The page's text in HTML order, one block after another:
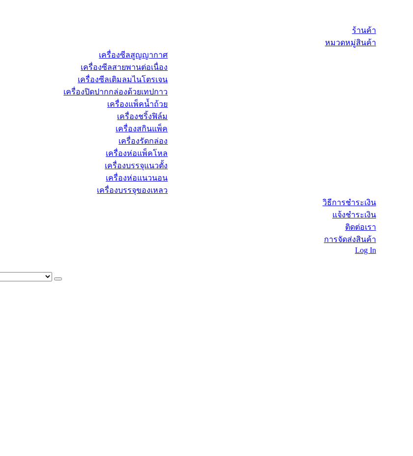
ร้านค้า
หมวดหมู่สินค้า
เครื่องซีลสูญญากาศ
เครื่องซีลสายพานต่อเนื่อง
เครื่องซีลเติมลมไนโตรเจน
เครื่องปิดปากกล่องด้วยเทปกาว
เครื่องแพ็คน้ำถ้วย
เครื่องชริ้งฟิล์ม
เครื่องสกินแพ็ค
เครื่องรัดกล่อง
เครื่องห่อแพ็คโหล
เครื่องบรรจุแนวตั้ง
เครื่องห่อแนวนอน
เครื่องบรรจุของเหลว
วิธีการชำระเงิน
แจ้งชำระเงิน
ติดต่อเรา
การจัดส่งสินค้า
Log In